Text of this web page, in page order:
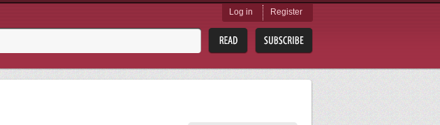
Log in Register